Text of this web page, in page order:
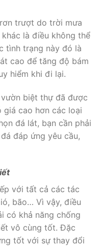
trượt do trời mưa
là điều không thể
tình trạng này đó là
cao để tăng độ bám
hiểm khi đi lại.
biệt thự đã được
cao hơn các loại
đá lát, bạn cần phải
đáp ứng yêu cầu,
với tất cả các tác
bão… Vì vậy, điều
có khả năng chống
vô cùng tốt. Đặc
tốt với sự thay đổi